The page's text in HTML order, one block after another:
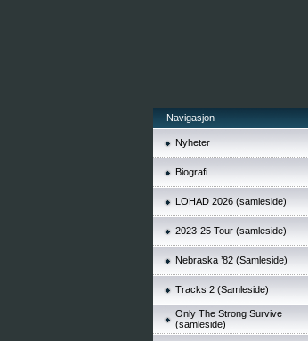
Navigasjon
Nyheter
Biografi
LOHAD 2026 (samleside)
2023-25 Tour (samleside)
Nebraska ’82 (Samleside)
Tracks 2 (Samleside)
Only The Strong Survive
(samleside)